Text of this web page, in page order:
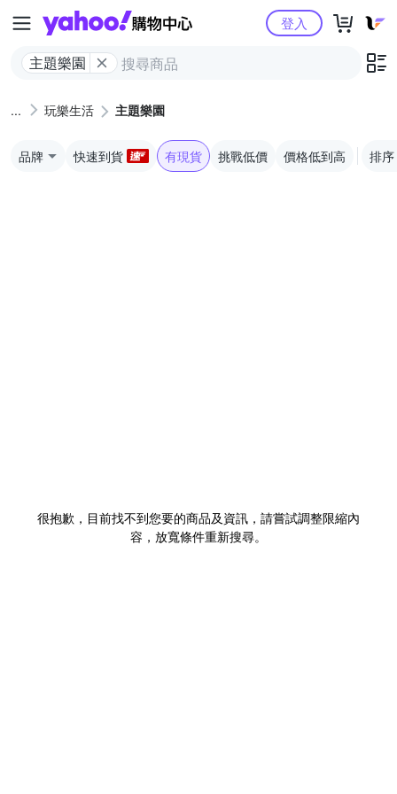
Yahoo購物中心
主題樂園
登入
玩樂生活 主題樂園
品牌 快速到貨 有現貨 挑戰低價 價格低到高 排序
很抱歉，目前找不到您要的商品及資訊，請嘗試調整限縮內
容，放寬條件重新搜尋。